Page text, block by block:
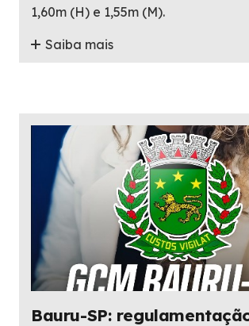
1,60m (H) e 1,55m (M).
Saiba mais
Bauru-SP: